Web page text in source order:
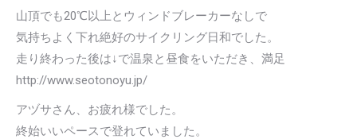
山頂でも20℃以上とウィンドブレーカーなしで
気持ちよく下れ絶好のサイクリング日和でした。
走り終わった後は↓で温泉と昼食をいただき、満足
http://www.seotonoyu.jp/
アヅサさん、お疲れ様でした。
終始いいペースで登れていました。